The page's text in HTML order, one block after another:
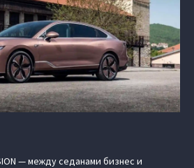
— между седанами бизнес и